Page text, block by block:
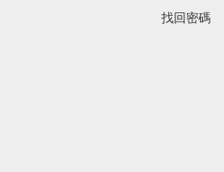
找回密碼